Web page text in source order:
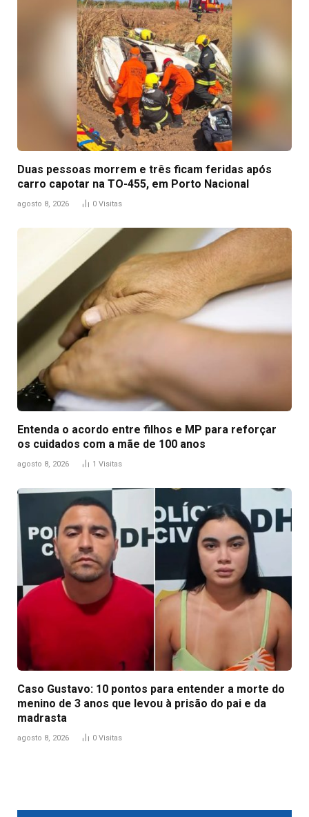
Duas pessoas morrem e três ficam feridas após
carro capotar na TO-455, em Porto Nacional
agosto 8, 2026 0 Visitas
Entenda o acordo entre filhos e MP para reforçar
os cuidados com a mãe de 100 anos
agosto 8, 2026 1 Visitas
Caso Gustavo: 10 pontos para entender a morte do
menino de 3 anos que levou à prisão do pai e da
madrasta
agosto 8, 2026 0 Visitas